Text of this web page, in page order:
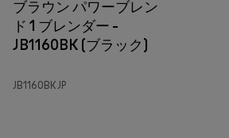
ブラウン パワーブレン
ド 1 ブレンダー -
JB1160BK (ブラック)
JB1160BK JP